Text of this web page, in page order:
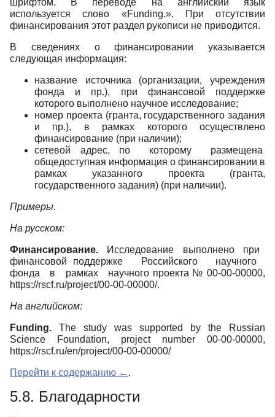
шрифтом. В переводе на английский язык
используется слово «Funding.». При отсутствии
финансирования этот раздел рукописи не приводится.
В сведениях о финансировании указывается
следующая информация:
название источника (организации, учреждения
фонда и пр.), при финансовой поддержке
которого выполнено научное исследование;
номер проекта (гранта, государственного задания
и пр.), в рамках которого осуществлено
финансирование (при наличии);
сетевой адрес, по которому размещена
общедоступная информация о финансировании в
рамках указанного проекта (гранта,
государственного задания) (при наличии).
Примеры.
На русском:
Финансирование. Исследование выполнено при
финансовой поддержке Российского научного
фонда в рамках научного проекта № 00-00-00000,
https://rscf.ru/project/00-00-00000/.
На английском:
Funding. The study was supported by the Russian
Science Foundation, project number 00-00-00000,
https://rscf.ru/en/project/00-00-00000/
Перейти к содержанию ← .
5.8. Благодарности